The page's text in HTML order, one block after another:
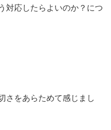
対応したらよいのか？につ
さをあらためて感じまし